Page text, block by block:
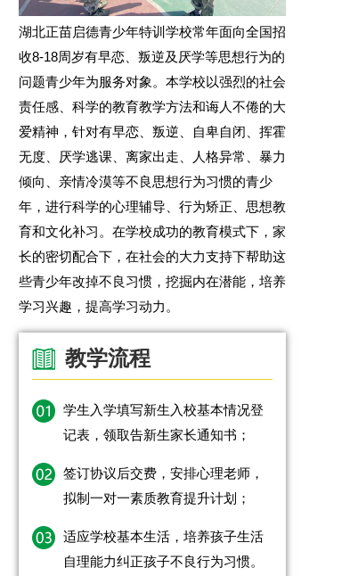
湖北正苗启德青少年特训学校常年面向全国招
收8-18周岁有早恋、叛逆及厌学等思想行为的
问题青少年为服务对象。本学校以强烈的社会
责任感、科学的教育教学方法和诲人不倦的大
爱精神，针对有早恋、叛逆、自卑自闭、挥霍
无度、厌学逃课、离家出走、人格异常、暴力
倾向、亲情冷漠等不良思想行为习惯的青少
年，进行科学的心理辅导、行为矫正、思想教
育和文化补习。在学校成功的教育模式下，家
长的密切配合下，在社会的大力支持下帮助这
些青少年改掉不良习惯，挖掘内在潜能，培养
学习兴趣，提高学习动力。
教学流程
学生入学填写新生入校基本情况登
记表，领取告新生家长通知书；
签订协议后交费，安排心理老师，
拟制一对一素质教育提升计划；
适应学校基本生活，培养孩子生活
自理能力纠正孩子不良行为习惯。